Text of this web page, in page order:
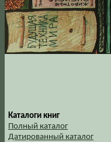
Каталоги книг
Полный каталог
Датированный каталог